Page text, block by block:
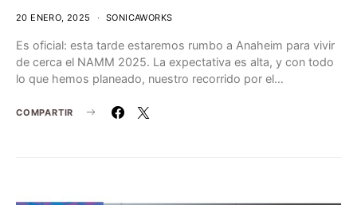
20 ENERO, 2025 SONICAWORKS
Es oficial: esta tarde estaremos rumbo a Anaheim para vivir
de cerca el NAMM 2025. La expectativa es alta, y con todo
lo que hemos planeado, nuestro recorrido por el…
COMPARTIR